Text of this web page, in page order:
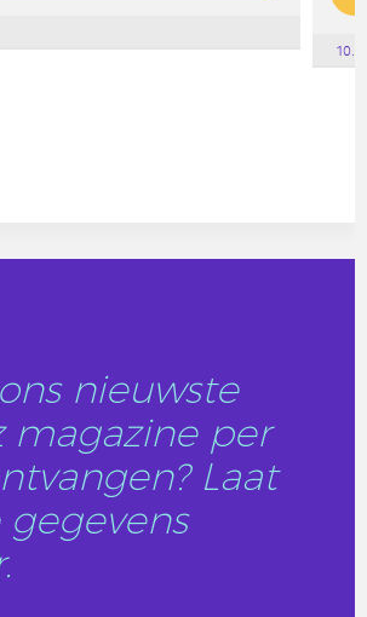
nieuwste
magazine per
Laat